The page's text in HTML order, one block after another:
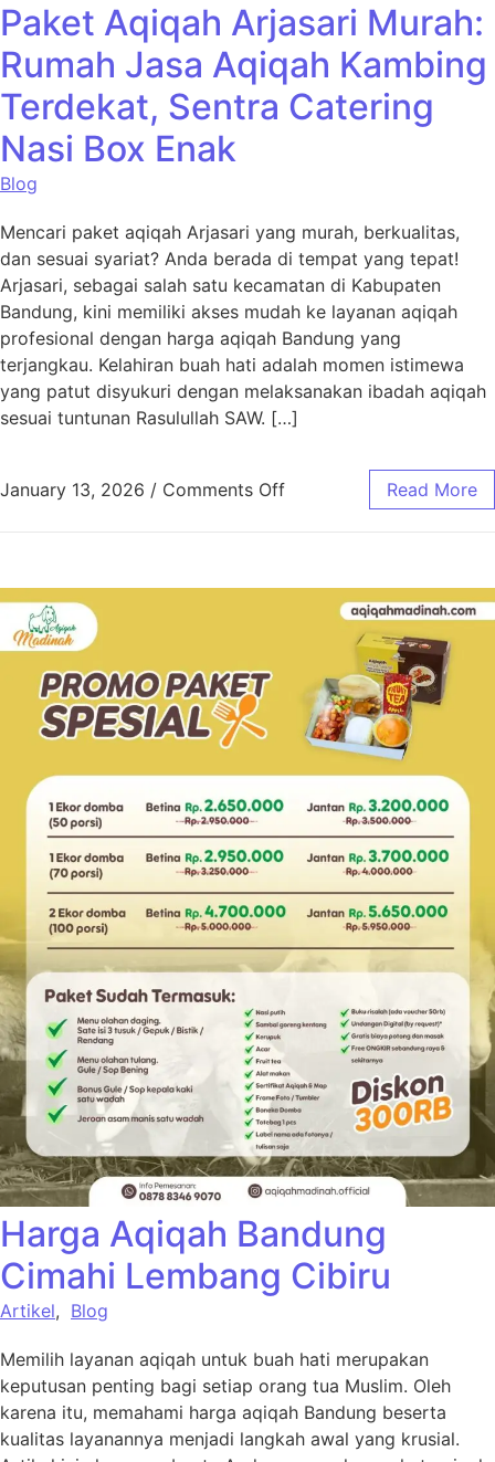
Paket Aqiqah Arjasari Murah:
Rumah Jasa Aqiqah Kambing
Terdekat, Sentra Catering
Nasi Box Enak
Blog
Mencari paket aqiqah Arjasari yang murah, berkualitas,
dan sesuai syariat? Anda berada di tempat yang tepat!
Arjasari, sebagai salah satu kecamatan di Kabupaten
Bandung, kini memiliki akses mudah ke layanan aqiqah
profesional dengan harga aqiqah Bandung yang
terjangkau. Kelahiran buah hati adalah momen istimewa
yang patut disyukuri dengan melaksanakan ibadah aqiqah
sesuai tuntunan Rasulullah SAW. […]
January 13, 2026 / Comments Off Read More
Harga Aqiqah Bandung
Cimahi Lembang Cibiru
Artikel, Blog
Memilih layanan aqiqah untuk buah hati merupakan
keputusan penting bagi setiap orang tua Muslim. Oleh
karena itu, memahami harga aqiqah Bandung beserta
kualitas layanannya menjadi langkah awal yang krusial.